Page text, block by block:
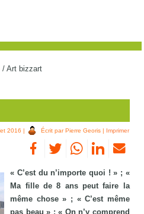
/Art bizzart
2016 | Écrit par Pierre Georis| Imprimer
« C’est du n’importe quoi ! » ; «
Ma fille de 8 ans peut faire la
même chose » ; « C’est même
pas beau » ; « On n’y comprend